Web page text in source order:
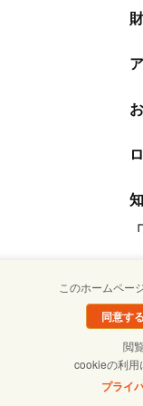
SUISHIN
このホームペー
同意する
閲
cookieの利用
プライ